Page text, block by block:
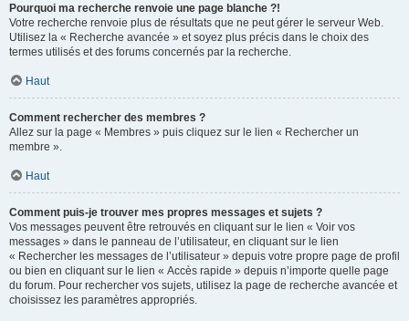
Pourquoi ma recherche renvoie une page blanche ?!
Votre recherche renvoie plus de résultats que ne peut gérer le serveur Web.
Utilisez la « Recherche avancée » et soyez plus précis dans le choix des
termes utilisés et des forums concernés par la recherche.
Haut
Comment rechercher des membres ?
Allez sur la page « Membres » puis cliquez sur le lien « Rechercher un
membre ».
Haut
Comment puis-je trouver mes propres messages et sujets ?
Vos messages peuvent être retrouvés en cliquant sur le lien « Voir vos
messages » dans le panneau de l’utilisateur, en cliquant sur le lien
« Rechercher les messages de l’utilisateur » depuis votre propre page de profil
ou bien en cliquant sur le lien « Accès rapide » depuis n’importe quelle page
du forum. Pour rechercher vos sujets, utilisez la page de recherche avancée et
choisissez les paramètres appropriés.